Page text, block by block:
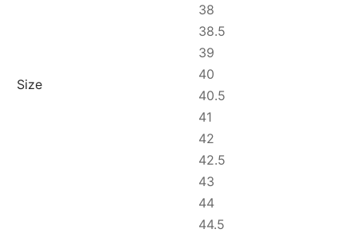
Size
38
38.5
39
40
40.5
41
42
42.5
43
44
44.5